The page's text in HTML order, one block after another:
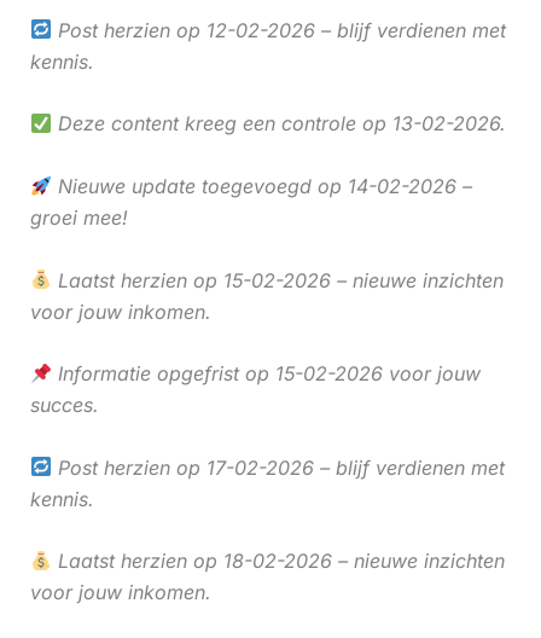
Post herzien op 12-02-2026 – blijf verdienen met
kennis.
Deze content kreeg een controle op 13-02-2026.
Nieuwe update toegevoegd op 14-02-2026 –
groei mee!
Laatst herzien op 15-02-2026 – nieuwe inzichten
voor jouw inkomen.
Informatie opgefrist op 15-02-2026 voor jouw
succes.
Post herzien op 17-02-2026 – blijf verdienen met
kennis.
Laatst herzien op 18-02-2026 – nieuwe inzichten
voor jouw inkomen.